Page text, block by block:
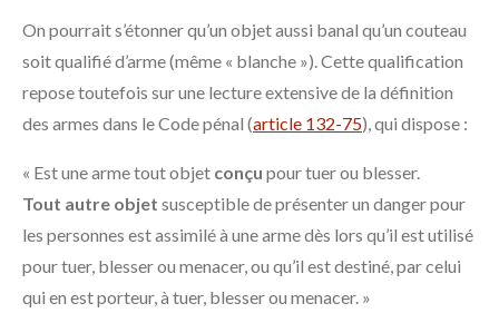
On pourrait s’étonner qu’un objet aussi banal qu’un couteau
soit qualifié d’arme (même « blanche »). Cette qualification
repose toutefois sur une lecture extensive de la définition
des armes dans le Code pénal (article 132-75), qui dispose :
« Est une arme tout objet conçu pour tuer ou blesser.
Tout autre objet susceptible de présenter un danger pour
les personnes est assimilé à une arme dès lors qu’il est utilisé
pour tuer, blesser ou menacer, ou qu’il est destiné, par celui
qui en est porteur, à tuer, blesser ou menacer. »